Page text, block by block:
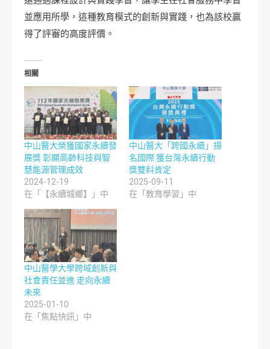
並應用所學，這種教育模式的創新與實踐，也為該校贏
得了評審的高度評價。
相關
中山醫大榮獲國家永續發
展獎 彰顯高齡科技與智
慧能源管理成效
2024-12-19
在「【永續城鄉】」中
中山醫大「跨國永續」揚
名國際 獲台灣永續行動
獎雙料肯定
2025-09-11
在「教育學習」中
中山醫學大學跨域創新與
社會責任並進 走向永續
未來
2025-01-10
在「焦點快訊」中